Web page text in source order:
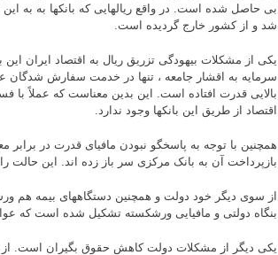
بی حاصل شده است. در واقع ریالهایی که بانکها به به
شد و از کشور خارج گردیده است.
یکی از مشکلات بیهودگی تزریق ریال به اقتصاد ایران
سرمایه به اقشار جامعه ، تنها در خدمت سفارش شدگان
بالایی قدرت افتاده است. این بدین معناست که عملاً با
اقتصاد از طریق این بانکها وجود ندارد.
همچنین با توجه به پاسخگو نبودن مافیای قدرت در برابر
بازپرداخت آن به بانک مرکزی سر باز زده اند. این حالت
از سوی دیگر خود دولت و همچنین دستگاههای بیمه هم
بنگاه دولتی و مافیایی ورشکسته تشکیل شده است که
یکی دیگر از مشکلات دولت کاهش حقوق بگیران است. از